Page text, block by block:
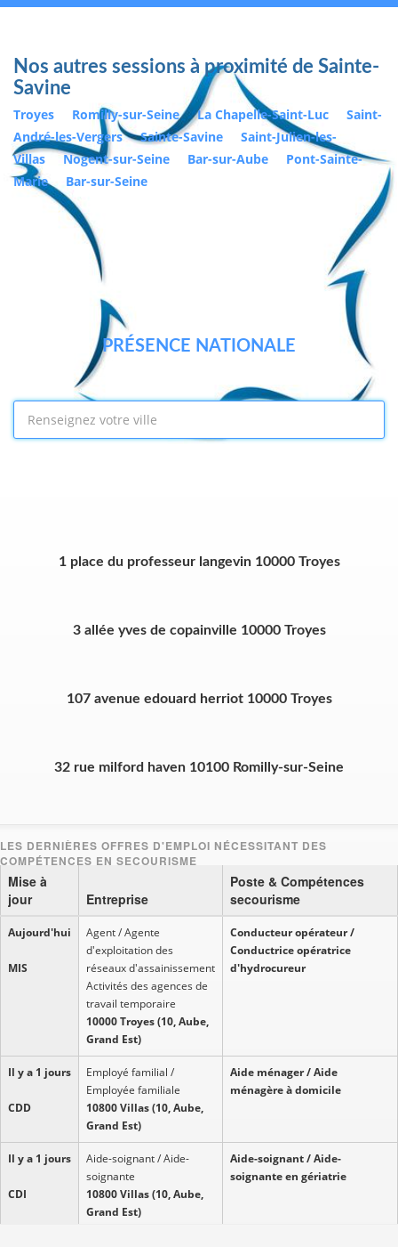
Nos autres sessions à proximité de Sainte-
Savine
Troyes Romilly-sur-Seine La Chapelle-Saint-Luc
Saint-
André-les-Vergers
Sainte-Savine
Saint-Julien-les-
Villas
Nogent-sur-Seine Bar-sur-Aube
Pont-Sainte-
Marie
Bar-sur-Seine
PRÉSENCE NATIONALE
1 place du professeur langevin 10000 Troyes
3 allée yves de copainville 10000 Troyes
107 avenue edouard herriot 10000 Troyes
32 rue milford haven 10100 Romilly-sur-Seine
Mise à
jour
Entreprise
Poste & Compétences
secourisme
Aujourd'hui
MIS
Agent / Agente
d'exploitation des
réseaux d'assainissement
Activités des agences de
travail temporaire
10000 Troyes (10, Aube,
Grand Est)
Conducteur opérateur /
Conductrice opératrice
d'hydrocureur
Il y a 1 jours
CDD
Employé familial /
Employée familiale
10800 Villas (10, Aube,
Grand Est)
Aide ménager / Aide
ménagère à domicile
Il y a 1 jours
CDI
Aide-soignant / Aide-
soignante
10800 Villas (10, Aube,
Grand Est)
Aide-soignant / Aide-
soignante en gériatrie